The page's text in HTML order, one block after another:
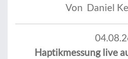
Von Daniel
Haptikmessung live